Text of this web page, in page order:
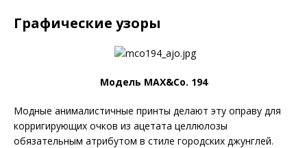
Графические узоры
Модель MAX&Co. 194
Модные анималистичные принты делают эту оправу для
корригирующих очков из ацетата целлюлозы
обязательным атрибутом в стиле городских джунглей.